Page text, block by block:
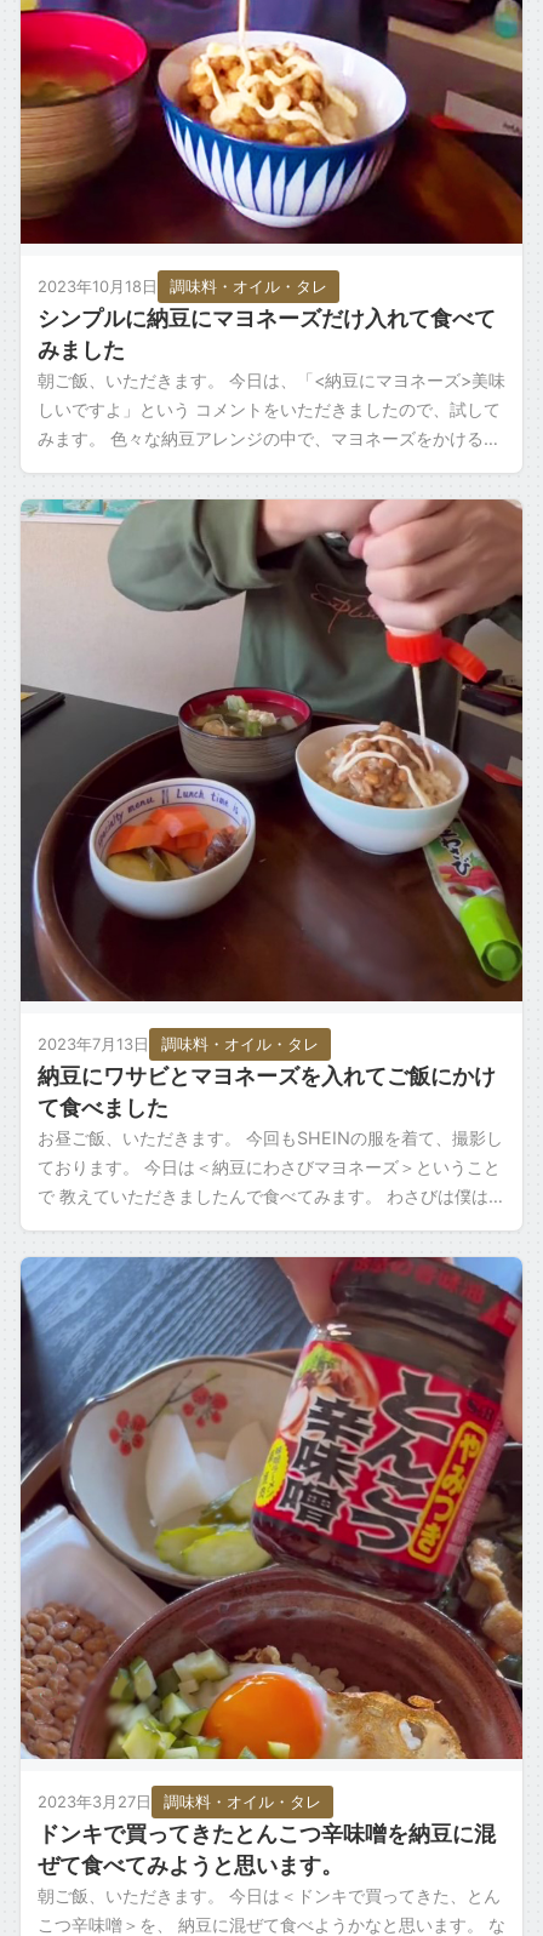
2023年10月18日 調味料・オイル・タレ
シンプルに納豆にマヨネーズだけ入れて食べて
みました
朝ご飯、いただきます。 今日は、「<納豆にマヨネーズ>美味
しいですよ」という コメントをいただきましたので、試して
みます。 色々な納豆アレンジの中で、マヨネーズをかけるの
2023年7月13日 調味料・オイル・タレ
納豆にワサビとマヨネーズを入れてご飯にかけ
て食べました
お昼ご飯、いただきます。 今回もSHEINの服を着て、撮影し
ております。 今日は＜納豆にわさびマヨネーズ＞ということ
で 教えていただきましたんで食べてみます。 わさびは僕はた
2023年3月27日 調味料・オイル・タレ
ドンキで買ってきたとんこつ辛味噌を納豆に混
ぜて食べてみようと思います。
朝ご飯、いただきます。 今日は＜ドンキで買ってきた、とん
こつ辛味噌＞を、 納豆に混ぜて食べようかなと思います。 な